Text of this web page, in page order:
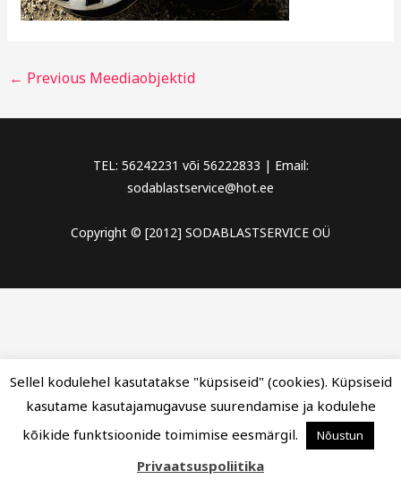
← Previous Meediaobjektid
TEL: 56242231 või 56222833 | Email:
sodablastservice@hot.ee
Copyright © [2012] SODABLASTSERVICE OÜ
Sellel kodulehel kasutatakse "küpsiseid" (cookies). Küpsiseid
kasutame kasutajamugavuse suurendamise ja kodulehe
kõikide funktsioonide toimimise eesmärgil.
Nõustun
Privaatsuspoliitika